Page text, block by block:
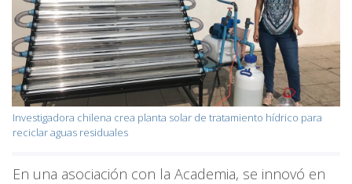
Investigadora chilena crea planta solar de tratamiento hídrico para
reciclar aguas residuales
En una asociación con la Academia, se innovó en